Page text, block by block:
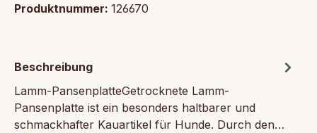
Produktnummer: 126670
Beschreibung
Lamm-PansenplatteGetrocknete Lamm-
Pansenplatte ist ein besonders haltbarer und
schmackhafter Kauartikel für Hunde. Durch den…